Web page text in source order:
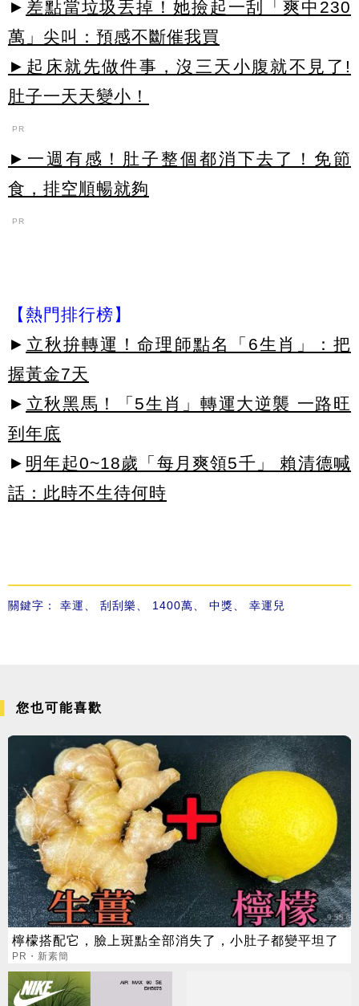
► 差點當垃圾丟掉！她撿起一刮「爽中230
萬」尖叫：預感不斷催我買
►起床就先做件事，沒三天小腹就不見了!
肚子一天天變小！
PR
►一週有感！肚子整個都消下去了！免節
食，排空順暢就夠
PR
【熱門排行榜】
► 立秋拚轉運！命理師點名「6生肖」：把
握黃金7天
► 立秋黑馬！「5生肖」轉運大逆襲 一路旺
到年底
► 明年起0~18歲「每月爽領5千」 賴清德喊
話：此時不生待何時
關鍵字： 幸運 刮刮樂 1400萬 中獎 幸運兒
您也可能喜歡
檸檬搭配它，臉上斑點全部消失了，小肚子都變平坦了
PR・新素簡